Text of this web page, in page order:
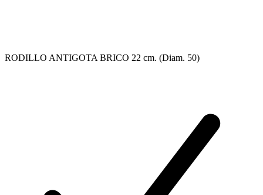
RODILLO ANTIGOTA BRICO 22 cm. (Diam. 50)